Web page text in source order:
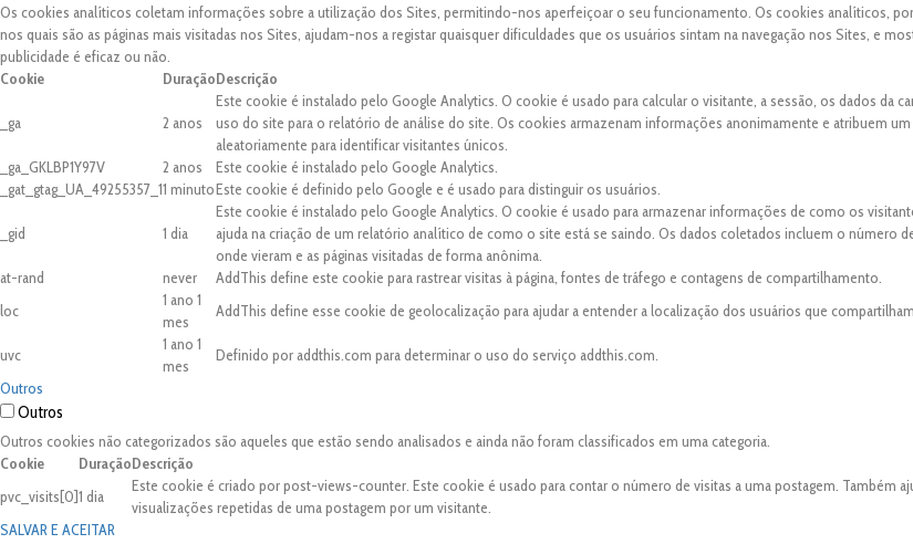
Os cookies analíticos coletam informações sobre a utilização dos Sites, permitindo-nos aperfeiçoar o seu funcionamento. Os cookies analíticos,
nos quais são as páginas mais visitadas nos Sites, ajudam-nos a registar quaisquer dificuldades que os usuários sintam na navegação nos Sites, e
publicidade é eficaz ou não.
Cookie
DuraçãoDescrição
_ga 2 anos
Este cookie é instalado pelo Google Analytics. O cookie é usado para calcular o visitante, a sessão, os dados da
uso do site para o relatório de análise do site. Os cookies armazenam informações anonimamente e atribuem
aleatoriamente para identificar visitantes únicos.
_ga_GKLBP1Y97V
2 anos
Este cookie é instalado pelo Google Analytics.
_gat_gtag_UA_49255357_11 minutoEste cookie é definido pelo Google e é usado para distinguir os usuários.
_gid 1 dia
Este cookie é instalado pelo Google Analytics. O cookie é usado para armazenar informações de como os
ajuda na criação de um relatório analítico de como o site está se saindo. Os dados coletados incluem o número
onde vieram e as páginas visitadas de forma anônima.
at-rand
never
AddThis define este cookie para rastrear visitas à página, fontes de tráfego e contagens de compartilhamento.
loc
1 ano 1
mes
AddThis define esse cookie de geolocalização para ajudar a entender a localização dos usuários que
uvc
1 ano 1
mes
Definido por addthis.com para determinar o uso do serviço addthis.com.
Outros
Outros
Outros cookies não categorizados são aqueles que estão sendo analisados e ainda não foram classificados em uma categoria.
Cookie
DuraçãoDescrição
pvc_visits[0]1 dia
Este cookie é criado por post-views-counter. Este cookie é usado para contar o número de visitas a uma postagem. Também
visualizações repetidas de uma postagem por um visitante.
SALVAR E ACEITAR